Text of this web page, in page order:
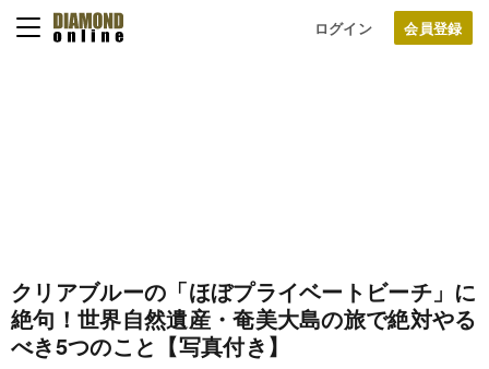
ログイン
クリアブルーの「ほぼプライベートビーチ」に
絶句！世界自然遺産・奄美大島の旅で絶対やる
べき5つのこと【写真付き】